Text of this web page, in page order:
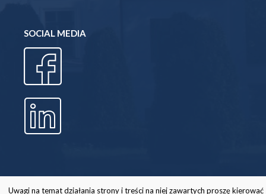
SOCIAL MEDIA
Uwagi na temat działania strony i treści na niej zawartych proszę kierować